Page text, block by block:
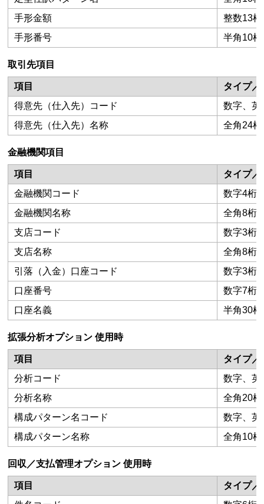
手形金額
整数13桁
手形番号
半角10
取引先項目
項目
タイプ／
得意先（仕入先）コード
数字、英
得意先（仕入先）名称
全角24
金融機関項目
項目
タイプ／
金融機関コード
数字4桁
金融機関名称
全角8桁
支店コード
数字3桁
支店名称
全角8桁
引落（入金）口座コード
数字3桁
口座番号
数字7桁
口座名義
半角30桁
拡張分析オプション 使用時
項目
タイプ／
分析コード
数字、英
分析名称
全角20
構成パターン名コード
数字、英
構成パターン名称
全角10
回収／支払管理オプション 使用時
項目
タイプ／